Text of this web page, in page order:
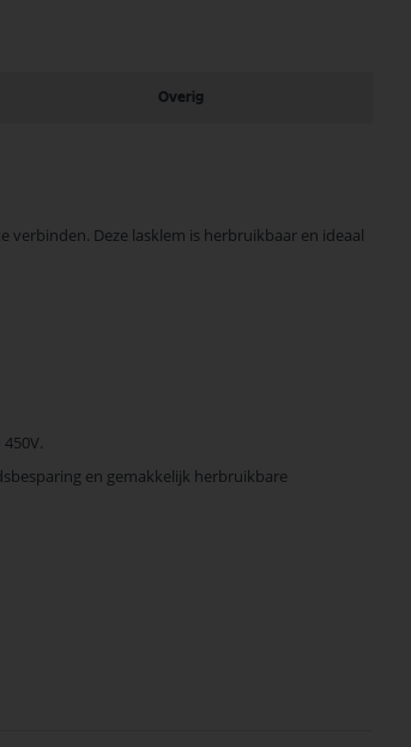
Overig
Deze lasklem is herbruikbaar en ideaal
en gemakkelijk herbruikbare